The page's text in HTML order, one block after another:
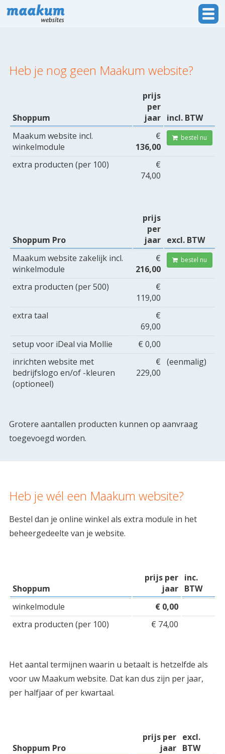
Heb je nog geen Maakum website?
Shoppum
prijs
per
jaar incl. BTW
Maakum website incl.
winkelmodule
€
136,00
bestel nu
extra producten (per 100)
€
74,00
Shoppum Pro
prijs
per
jaar excl. BTW
Maakum website zakelijk incl.
winkelmodule
€
216,00
bestel nu
extra producten (per 500)
€
119,00
extra taal
€
69,00
setup voor iDeal via Mollie
€ 0,00
inrichten website met
bedrijfslogo en/of -kleuren
(optioneel)
€
229,00
(eenmalig)
Grotere aantallen producten kunnen op aanvraag
toegevoegd worden.
Heb je wél een Maakum website?
Bestel dan je online winkel als extra module in het
beheergedeelte van je website.
Shoppum
prijs per
jaar
inc.
BTW
winkelmodule
€ 0,00
extra producten (per 100)
€ 74,00
Het aantal termijnen waarin u betaalt is hetzelfde als
voor uw Maakum website. Dat kan dus zijn per jaar,
per halfjaar of per kwartaal.
Shoppum Pro
prijs per
jaar
excl.
BTW